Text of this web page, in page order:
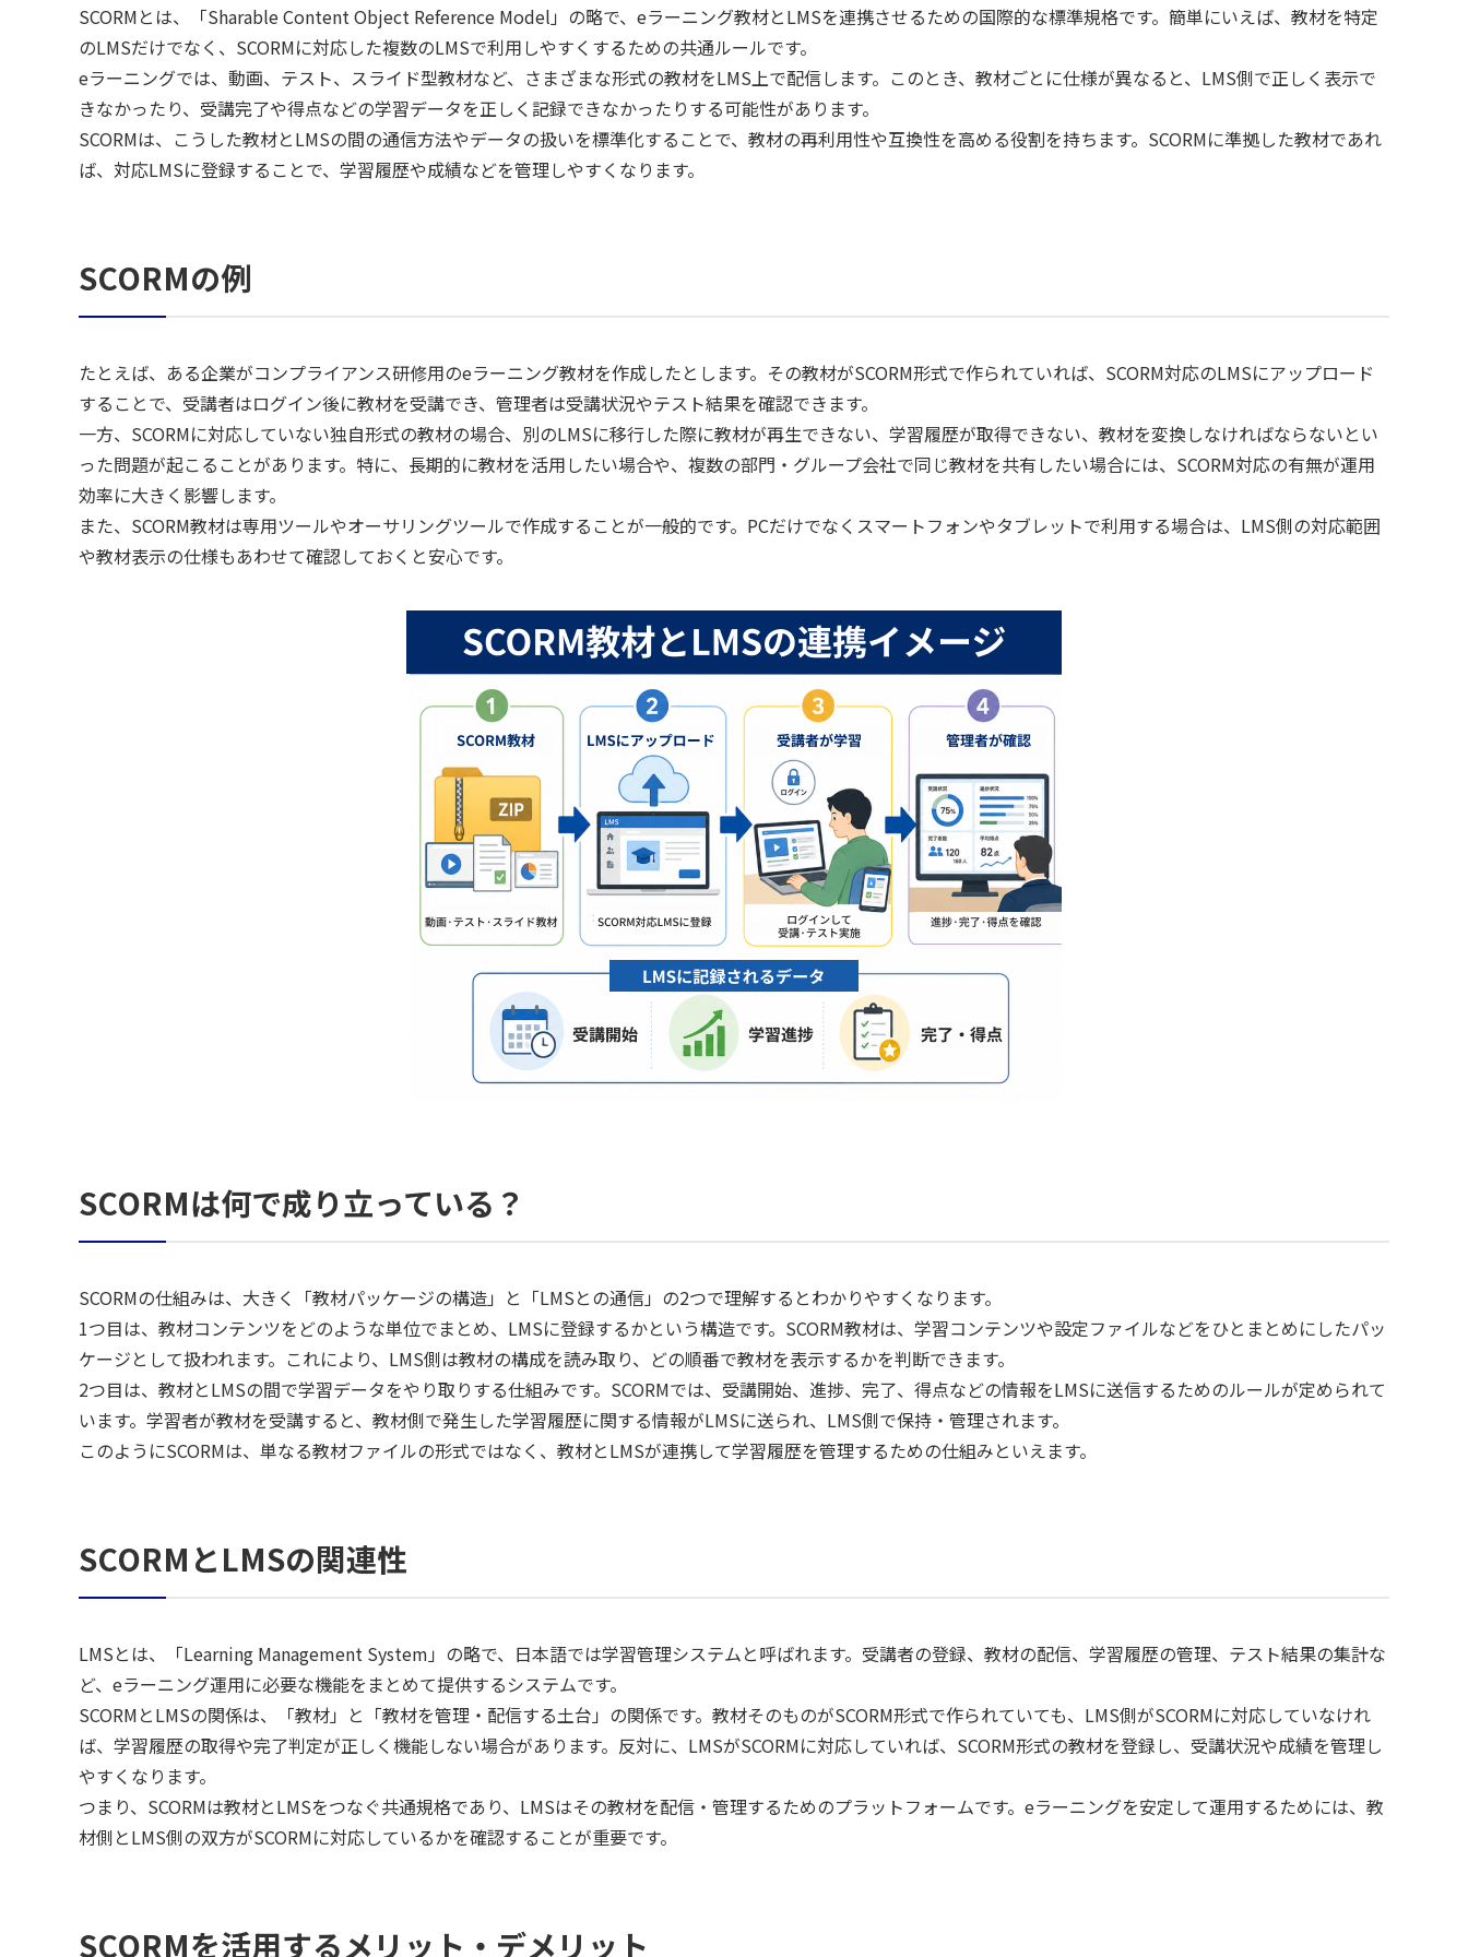
SCORMとは、「Sharable Content Object Reference Model」の略で、eラーニング教材とLMSを連携させるための国際的な標準規格です。簡単にいえば、教材を特定
のLMSだけでなく、SCORMに対応した複数のLMSで利用しやすくするための共通ルールです。
eラーニングでは、動画、テスト、スライド型教材など、さまざまな形式の教材をLMS上で配信します。このとき、教材ごとに仕様が異なると、LMS側で正しく表示で
きなかったり、受講完了や得点などの学習データを正しく記録できなかったりする可能性があります。
SCORMは、こうした教材とLMSの間の通信方法やデータの扱いを標準化することで、教材の再利用性や互換性を高める役割を持ちます。SCORMに準拠した教材であれ
ば、対応LMSに登録することで、学習履歴や成績などを管理しやすくなります。
SCORMの例
たとえば、ある企業がコンプライアンス研修用のeラーニング教材を作成したとします。その教材がSCORM形式で作られていれば、SCORM対応のLMSにアップロード
することで、受講者はログイン後に教材を受講でき、管理者は受講状況やテスト結果を確認できます。
一方、SCORMに対応していない独自形式の教材の場合、別のLMSに移行した際に教材が再生できない、学習履歴が取得できない、教材を変換しなければならないとい
った問題が起こることがあります。特に、長期的に教材を活用したい場合や、複数の部門・グループ会社で同じ教材を共有したい場合には、SCORM対応の有無が運用
効率に大きく影響します。
また、SCORM教材は専用ツールやオーサリングツールで作成することが一般的です。PCだけでなくスマートフォンやタブレットで利用する場合は、LMS側の対応範囲
や教材表示の仕様もあわせて確認しておくと安心です。
SCORMは何で成り立っている？
SCORMの仕組みは、大きく「教材パッケージの構造」と「LMSとの通信」の2つで理解するとわかりやすくなります。
1つ目は、教材コンテンツをどのような単位でまとめ、LMSに登録するかという構造です。SCORM教材は、学習コンテンツや設定ファイルなどをひとまとめにしたパッ
ケージとして扱われます。これにより、LMS側は教材の構成を読み取り、どの順番で教材を表示するかを判断できます。
2つ目は、教材とLMSの間で学習データをやり取りする仕組みです。SCORMでは、受講開始、進捗、完了、得点などの情報をLMSに送信するためのルールが定められて
います。学習者が教材を受講すると、教材側で発生した学習履歴に関する情報がLMSに送られ、LMS側で保持・管理されます。
このようにSCORMは、単なる教材ファイルの形式ではなく、教材とLMSが連携して学習履歴を管理するための仕組みといえます。
SCORMとLMSの関連性
LMSとは、「Learning Management System」の略で、日本語では学習管理システムと呼ばれます。受講者の登録、教材の配信、学習履歴の管理、テスト結果の集計な
ど、eラーニング運用に必要な機能をまとめて提供するシステムです。
SCORMとLMSの関係は、「教材」と「教材を管理・配信する土台」の関係です。教材そのものがSCORM形式で作られていても、LMS側がSCORMに対応していなけれ
ば、学習履歴の取得や完了判定が正しく機能しない場合があります。反対に、LMSがSCORMに対応していれば、SCORM形式の教材を登録し、受講状況や成績を管理し
やすくなります。
つまり、SCORMは教材とLMSをつなぐ共通規格であり、LMSはその教材を配信・管理するためのプラットフォームです。eラーニングを安定して運用するためには、教
材側とLMS側の双方がSCORMに対応しているかを確認することが重要です。
SCORMを活用するメリット・デメリット